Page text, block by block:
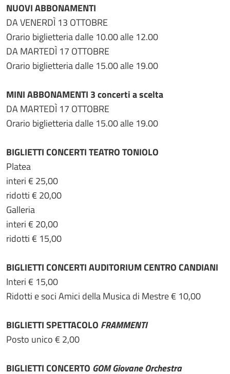
NUOVI ABBONAMENTI
DA VENERDÌ 13 OTTOBRE
Orario biglietteria dalle 10.00 alle 12.00
DA MARTEDÌ 17 OTTOBRE
Orario biglietteria dalle 15.00 alle 19.00
MINI ABBONAMENTI 3 concerti a scelta
DA MARTEDÌ 17 OTTOBRE
Orario biglietteria dalle 15.00 alle 19.00
BIGLIETTI CONCERTI TEATRO TONIOLO
Platea
interi € 25,00
ridotti € 20,00
Galleria
interi € 20,00
ridotti € 15,00
BIGLIETTI CONCERTI AUDITORIUM CENTRO CANDIANI
Interi € 15,00
Ridotti e soci Amici della Musica di Mestre € 10,00
BIGLIETTI SPETTACOLO FRAMMENTI
Posto unico € 2,00
BIGLIETTI CONCERTO GOM Giovane Orchestra